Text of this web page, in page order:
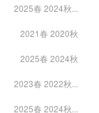
2025春 2024秋...
2021春 2020秋
2025春 2024秋
2023春 2022秋...
2025春 2024秋...